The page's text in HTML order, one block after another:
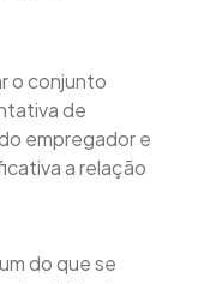
o conjunto
de
empregador e
a relação
do que se